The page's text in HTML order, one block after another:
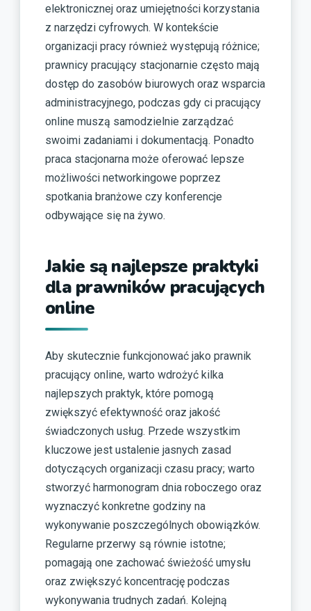
elektronicznej oraz umiejętności korzystania
z narzędzi cyfrowych. W kontekście
organizacji pracy również występują różnice;
prawnicy pracujący stacjonarnie często mają
dostęp do zasobów biurowych oraz wsparcia
administracyjnego, podczas gdy ci pracujący
online muszą samodzielnie zarządzać
swoimi zadaniami i dokumentacją. Ponadto
praca stacjonarna może oferować lepsze
możliwości networkingowe poprzez
spotkania branżowe czy konferencje
odbywające się na żywo.
Jakie są najlepsze praktyki
dla prawników pracujących
online
Aby skutecznie funkcjonować jako prawnik
pracujący online, warto wdrożyć kilka
najlepszych praktyk, które pomogą
zwiększyć efektywność oraz jakość
świadczonych usług. Przede wszystkim
kluczowe jest ustalenie jasnych zasad
dotyczących organizacji czasu pracy; warto
stworzyć harmonogram dnia roboczego oraz
wyznaczyć konkretne godziny na
wykonywanie poszczególnych obowiązków.
Regularne przerwy są równie istotne;
pomagają one zachować świeżość umysłu
oraz zwiększyć koncentrację podczas
wykonywania trudnych zadań. Kolejną